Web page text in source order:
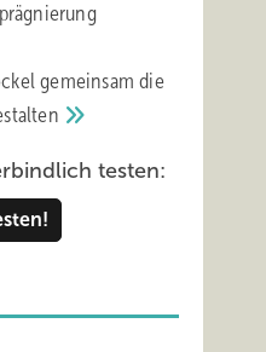
gemeinsam die
testen: